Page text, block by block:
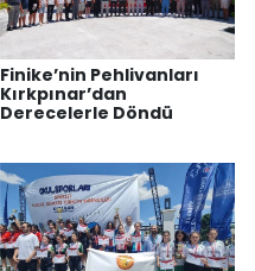
Finike’nin Pehlivanları
Kırkpınar’dan
Derecelerle Döndü